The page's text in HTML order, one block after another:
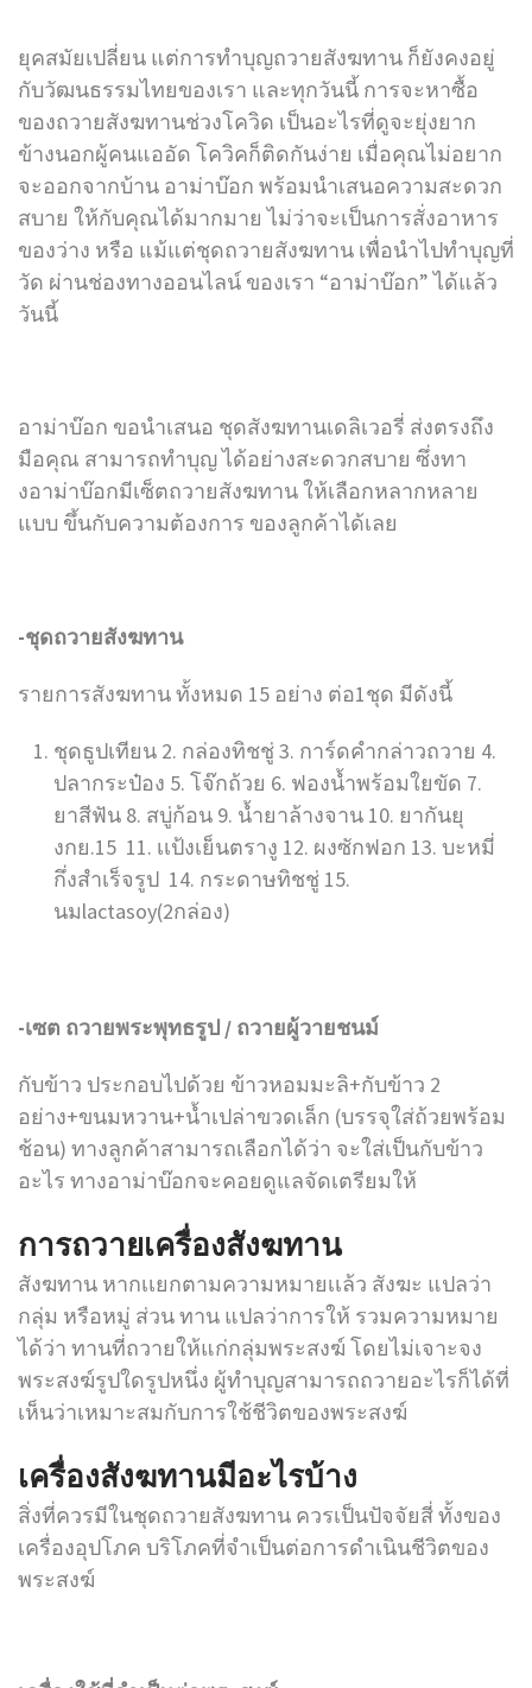
ยุคสมัยเปลี่ยน แต่การทำบุญถวายสังฆทาน ก็ยังคงอยู่
กับวัฒนธรรมไทยของเรา และทุกวันนี้ การจะหาซื้อ
ของถวายสังฆทานช่วงโควิด เป็นอะไรที่ดูจะยุ่งยาก
ข้างนอกผู้คนแออัด โควิคก็ติดกันง่าย เมื่อคุณไม่อยาก
จะออกจากบ้าน อาม่าบ๊อก พร้อมนำเสนอความสะดวก
สบาย ให้กับคุณได้มากมาย ไม่ว่าจะเป็นการสั่งอาหาร
ของว่าง หรือ แม้แต่ชุดถวายสังฆทาน เพื่อนำไปทำบุญที่
วัด ผ่านช่องทางออนไลน์ ของเรา “อาม่าบ๊อก” ได้แล้ว
วันนี้
อาม่าบ๊อก ขอนำเสนอ ชุดสังฆทานเดลิเวอรี่ ส่งตรงถึง
มือคุณ สามารถทำบุญ ได้อย่างสะดวกสบาย ซึ่งทา
งอาม่าบ๊อกมีเซ็ตถวายสังฆทาน ให้เลือกหลากหลาย
แบบ ขึ้นกับความต้องการ ของลูกค้าได้เลย
-ชุดถวายสังฆทาน
รายการสังฆทาน ทั้งหมด 15 อย่าง ต่อ1ชุด มีดังนี้
ชุดธูปเทียน 2. กล่องทิชชู่ 3. การ์ดคำกล่าวถวาย 4.
ปลากระป๋อง 5. โจ๊กถ้วย 6. ฟองน้ำพร้อมใยขัด 7.
ยาสีฟัน 8. สบู่ก้อน 9. น้ำยาล้างจาน 10. ยากันยุ
งกย.15 11. เเป้งเย็นตรางู 12. ผงซักฟอก 13. บะหมี่
กึ่งสำเร็จรูป 14. กระดาษทิชชู่ 15.
นมlactasoy(2กล่อง)
-เซต ถวายพระพุทธรูป / ถวายผู้วายชนม์
กับข้าว ประกอบไปด้วย ข้าวหอมมะลิ+กับข้าว 2
อย่าง+ขนมหวาน+น้ำเปล่าขวดเล็ก (บรรจุใส่ถ้วยพร้อม
ช้อน) ทางลูกค้าสามารถเลือกได้ว่า จะใส่เป็นกับข้าว
อะไร ทางอาม่าบ๊อกจะคอยดูแลจัดเตรียมให้
การถวายเครื่องสังฆทาน
สังฆทาน หากเเยกตามความหมายเเล้ว สังฆะ แปลว่า
กลุ่ม หรือหมู่ ส่วน ทาน แปลว่าการให้ รวมความหมาย
ได้ว่า ทานที่ถวายให้แก่กลุ่มพระสงฆ์ โดยไม่เจาะจง
พระสงฆ์รูปใดรูปหนึ่ง ผู้ทำบุญสามารถถวายอะไรก็ได้ที่
เห็นว่าเหมาะสมกับการใช้ชีวิตของพระสงฆ์
เครื่องสังฆทานมีอะไรบ้าง
สิ่งที่ควรมีในชุดถวายสังฆทาน ควรเป็นปัจจัยสี่ ทั้งของ
เครื่องอุปโภค บริโภคที่จำเป็นต่อการดำเนินชีวิตของ
พระสงฆ์